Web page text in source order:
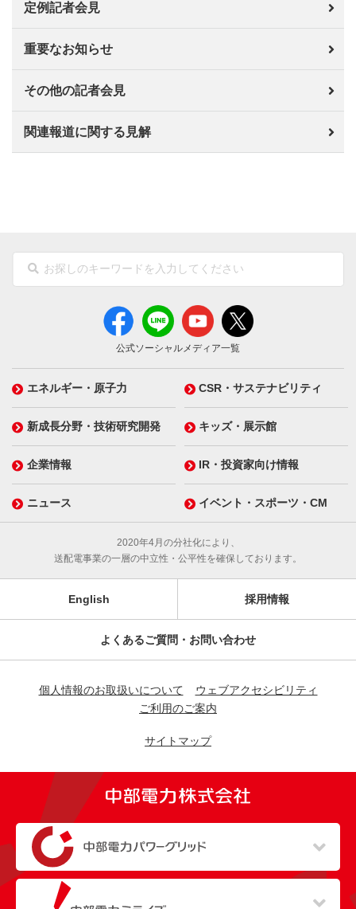
定例記者会見
重要なお知らせ
その他の記者会見
関連報道に関する見解
公式ソーシャルメディア一覧
エネルギー・原子力 CSR・サステナビリティ
新成長分野・技術研究開発 キッズ・展示館
企業情報 IR・投資家向け情報
ニュース イベント・スポーツ・CM
2020年4月の分社化により、
送配電事業の一層の中立性・公平性を確保しております。
English 採用情報
よくあるご質問・お問い合わせ
個人情報のお取扱いについて
ウェブアクセシビリティ
ご利用のご案内
サイトマップ
（新しいウィンドウを開きます）